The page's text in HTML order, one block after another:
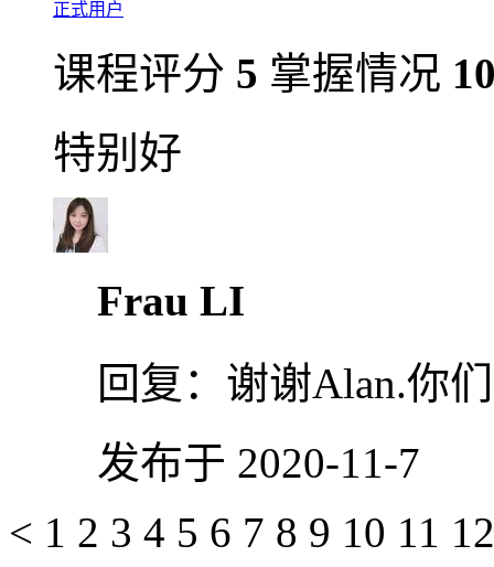
正式用户
课程评分 5 掌握情况
特别好
Frau LI
回复： 谢谢Alan.你
发布于 2020-11-7
< 1 2 3 4 5 6 7 8 9 10 11